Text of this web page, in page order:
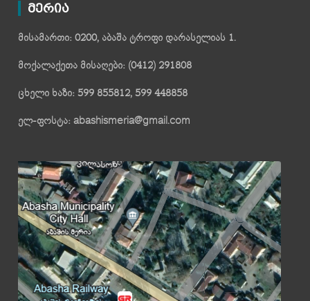
მერია
მისამართი: 0200, აბაშა ტროფი დარასელიას 1.
მოქალაქეთა მისაღები: (0412) 291808
ცხელი ხაზი: 599 855812, 599 448858
ელ-ფოსტა: abashismeria@gmail.com